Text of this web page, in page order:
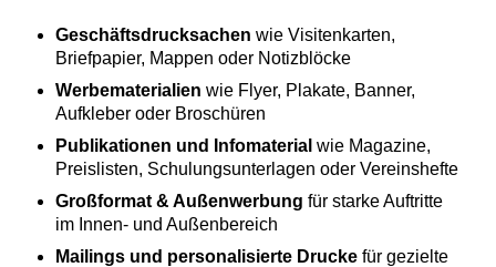
Geschäftsdrucksachen wie Visitenkarten,
Briefpapier, Mappen oder Notizblöcke
Werbematerialien wie Flyer, Plakate, Banner,
Aufkleber oder Broschüren
Publikationen und Infomaterial wie Magazine,
Preislisten, Schulungsunterlagen oder Vereinshefte
Großformat & Außenwerbung für starke Auftritte
im Innen- und Außenbereich
Mailings und personalisierte Drucke für gezielte